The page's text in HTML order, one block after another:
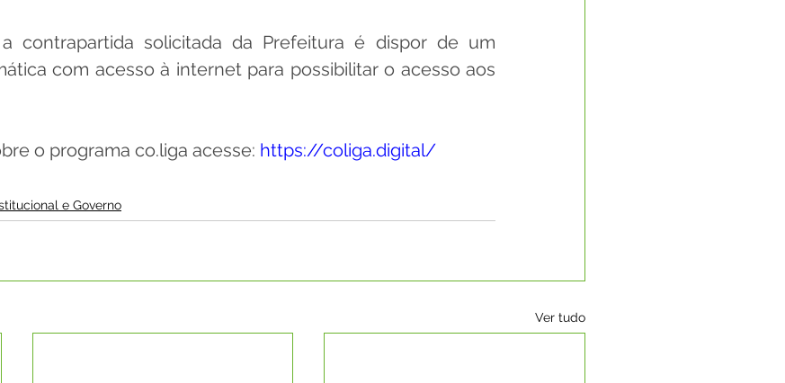
contrapartida solicitada da Prefeitura é dispor de um
com acesso à internet para possibilitar o acesso aos
o programa co.liga acesse: https://coliga.digital/
e Governo
Ver tudo